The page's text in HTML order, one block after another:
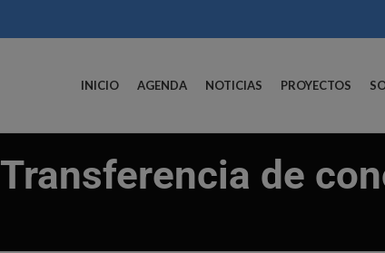
INICIO AGENDA NOTICIAS PROYECTOS
Transferencia de